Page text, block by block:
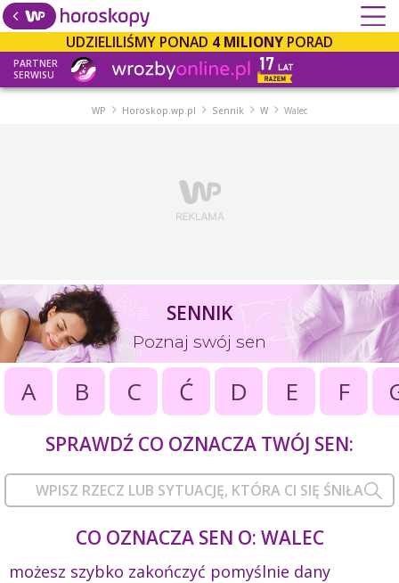
UDZIELILIŚMY PONAD 4 MILIONY PORAD
PARTNER
SERWISU
WP Horoskop.wp.pl Sennik W Walec
SENNIK
Poznaj swój sen
A B C Ć D E F
SPRAWDŹ CO OZNACZA TWÓJ SEN:
CO OZNACZA SEN O: WALEC
możesz szybko zakończyć pomyślnie dany